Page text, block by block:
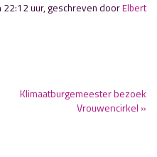
uur, geschreven doorElbert
Klimaatburgemeester bezoek
Vrouwencirkel »